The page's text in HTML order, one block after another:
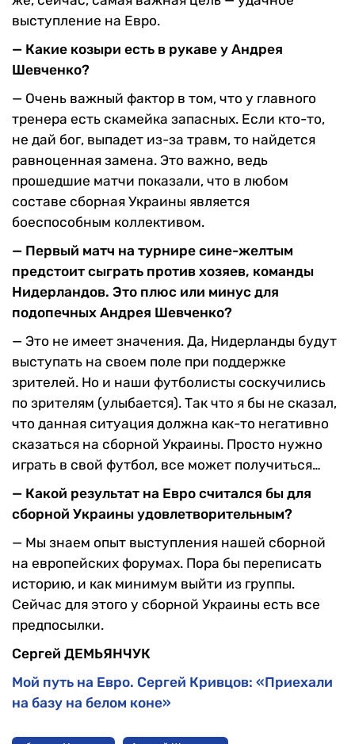
выступление на Евро.
— Какие козыри есть в рукаве у Андрея
Шевченко?
— Очень важный фактор в том, что у главного
тренера есть скамейка запасных. Если кто-то,
не дай бог, выпадет из-за травм, то найдется
равноценная замена. Это важно, ведь
прошедшие матчи показали, что в любом
составе сборная Украины является
боеспособным коллективом.
— Первый матч на турнире сине-желтым
предстоит сыграть против хозяев, команды
Нидерландов. Это плюс или минус для
подопечных Андрея Шевченко?
— Это не имеет значения. Да, Нидерланды будут
выступать на своем поле при поддержке
зрителей. Но и наши футболисты соскучились
по зрителям (улыбается). Так что я бы не сказал,
что данная ситуация должна как-то негативно
сказаться на сборной Украины. Просто нужно
играть в свой футбол, все может получиться…
— Какой результат на Евро считался бы для
сборной Украины удовлетворительным?
— Мы знаем опыт выступления нашей сборной
на европейских форумах. Пора бы переписать
историю, и как минимум выйти из группы.
Сейчас для этого у сборной Украины есть все
предпосылки.
Сергей ДЕМЬЯНЧУК
Мой путь на Евро. Сергей Кривцов: «Приехали
на базу на белом коне»